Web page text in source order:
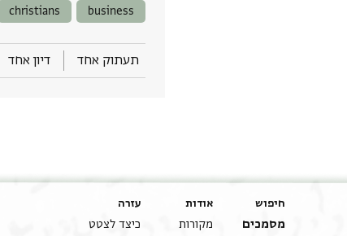
business
christians
תעתוק אחד דיון אחד
חיפוש
מסמכים
אודות
מקורות
עזרה
כיצד לצטט